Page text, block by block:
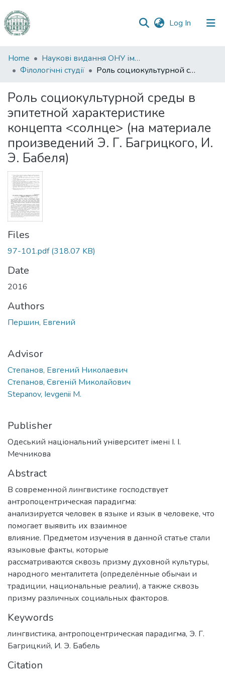
Log In (current)
Communities
&
All of DSpace
Statistics
Home
Наукові видання ОНУ імені І. І. Мечникова
Філологічні студії
Роль социокультурной среды в эпитетной характеристике концепта <солнце> (на материале произведений Э. Г. Багрицкого, И. Э. Бабеля)
Роль социокультурной среды в
эпитетной характеристике
концепта <солнце> (на материале
произведений Э. Г. Багрицкого, И.
Э. Бабеля)
Files
97-101.pdf(318.07 KB)
Date
2016
Authors
Першин, Евгений
Advisor
Степанов, Евгений Николаевич
Степанов, Євгеній Миколайович
Stepanov, Ievgenii M.
Publisher
Одеський національний університет імені І. І.
Мечникова
Abstract
В современной лингвистике господствует
антропоцентрическая парадигма:
анализируется человек в языке и язык в человеке, что
помогает выявить их взаимное
влияние. Предметом изучения в данной статье стали
языковые факты, которые
рассматриваются сквозь призму духовной культуры,
народного менталитета (определённые обычаи и
традиции, национальные реалии), а также сквозь
призму различных социальных факторов.
Keywords
лингвистика, антропоцентрическая парадигма, Э. Г.
Багрицкий, И. Э. Бабель
Citation